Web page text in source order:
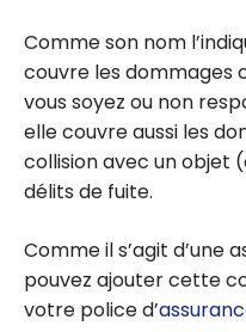
Comme son nom
couvre les dommages
vous soyez ou non
elle couvre aussi les
collision avec un objet
délits de fuite.
Comme il s’agit d’une
pouvez ajouter cette
votre police d’